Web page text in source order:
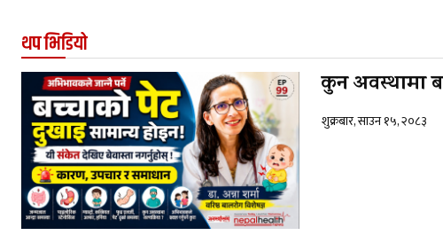
थप भिडियो
कुन अवस्थामा
शुक्रबार, साउन १५, २०८३